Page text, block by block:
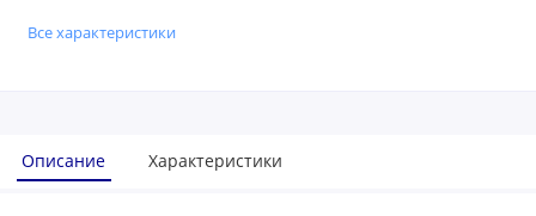
Все характеристики
Описание Характеристики